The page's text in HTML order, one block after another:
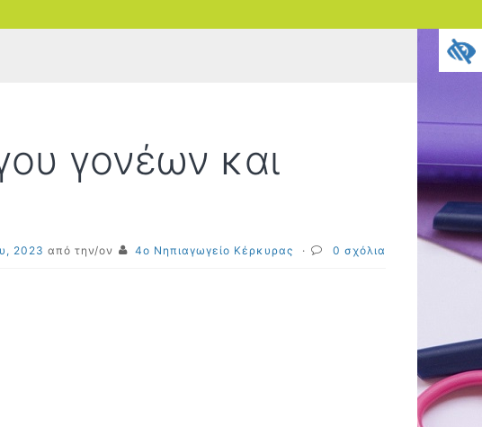
γονέων και
2023 από την/ον 4o Νηπιαγωγείο Κέρκυρας · 0 σχόλια